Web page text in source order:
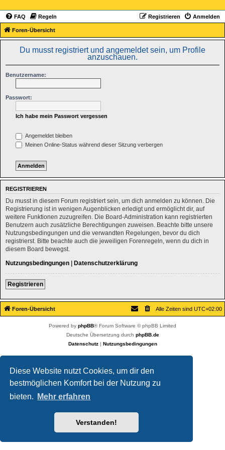
Diese Website nutzt Cookies, um dir den
bestmöglichen Komfort bei der Nutzung zu
bieten.
Mehr erfahren
Verstanden!
FAQ Regeln Anmelden
Registrieren
Foren-Übersicht
Du musst registriert und angemeldet sein, um Profile
anzuschauen.
Benutzername:
Passwort:
Ich habe mein Passwort vergessen
Angemeldet bleiben
Meinen Online-Status während dieser Sitzung verbergen
REGISTRIEREN
Du musst in diesem Forum registriert sein, um dich anmelden zu können. Die
Registrierung ist in wenigen Augenblicken erledigt und ermöglicht dir, auf
weitere Funktionen zuzugreifen. Die Board-Administration kann registrierten
Benutzern auch zusätzliche Berechtigungen zuweisen. Beachte bitte unsere
Nutzungsbedingungen und die verwandten Regelungen, bevor du dich
registrierst. Bitte beachte auch die jeweiligen Forenregeln, wenn du dich in
diesem Board bewegst.
Nutzungsbedingungen | Datenschutzerklärung
Registrieren
Foren-Übersicht Alle Zeiten sind UTC+02:00
Powered by phpBB® Forum Software © phpBB Limited
Deutsche Übersetzung durch phpBB.de
Datenschutz| Nutzungsbedingungen